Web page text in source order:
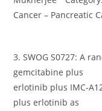
Cancer – Pancreatic
3. SWOG S0727: A
gemcitabine plus
erlotinib plus IMC-
plus erlotinib as